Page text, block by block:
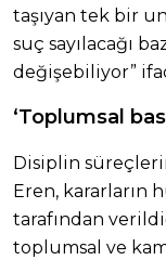
taşıyan tek bir
suç sayılacağı
değişebiliyor”
‘Toplumsal
Disiplin
Eren,
tarafından
toplumsal ve